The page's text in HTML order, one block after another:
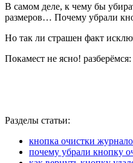
В самом деле, к чему бы
размеров… Почему убрали
Но так ли страшен факт
Покамест не ясно! разберёмся:
Разделы статьи:
кнопка очистки
почему убрали кнопку